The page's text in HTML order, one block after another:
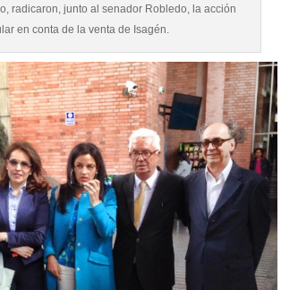
radicaron, junto al senador Robledo, la acción
en conta de la venta de Isagén.